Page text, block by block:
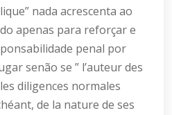
nada acrescenta ao
apenas para reforçar e
penal por
senão se ” l’auteur des
diligences normales
de la nature de ses